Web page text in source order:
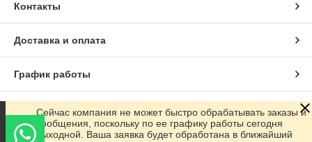
Контакты
Доставка и оплата
График работы
Полная версия сайта
Сейчас компания не может быстро обрабатывать заказы и
сообщения, поскольку по ее графику работы сегодня
выходной. Ваша заявка будет обработана в ближайший